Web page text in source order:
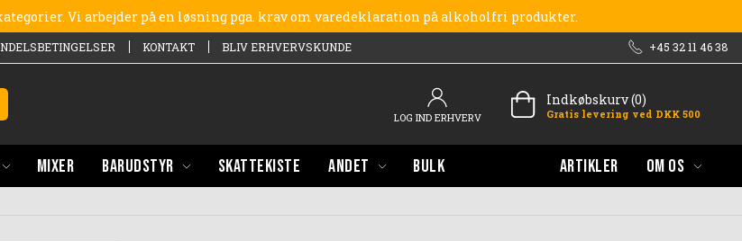
Vi arbejder på en løsning pga. krav om varedeklaration på alkoholfri produkter.
KONTAKT BLIV ERHVERVSKUNDE +45 32 11 46 38
LOG IND ERHVERV
Indkøbskurv (0)
Gratis levering ved DKK 500
MIXER BARUDSTYR SKATTEKISTE ANDET BULK ARTIKLER OM OS